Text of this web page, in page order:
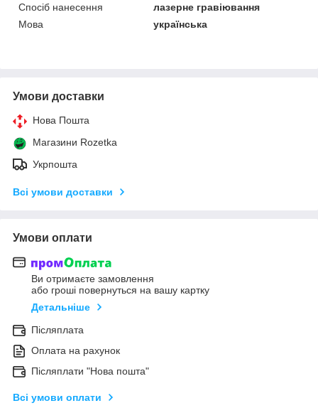
Спосіб нанесення
лазерне гравіювання
Мова
українська
Умови доставки
Нова Пошта
Магазини Rozetka
Укрпошта
Всі умови доставки
Умови оплати
Ви отримаєте замовлення
або гроші повернуться на вашу картку
Детальніше
Післяплата
Оплата на рахунок
Післяплати "Нова пошта"
Всі умови оплати